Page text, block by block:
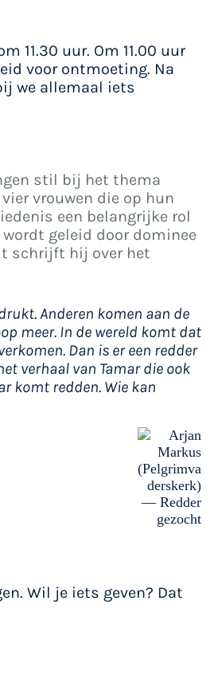
11.30 uur. Om 11.00 uur
voor ontmoeting. Na
we allemaal iets
stil bij het thema
vrouwen die op hun
een belangrijke rol
geleid door dominee
schrijft hij over het
Anderen komen aan de
meer. In de wereld komt dat
Dan is er een redder
verhaal van Tamar die ook
komt redden. Wie kan
Wil je iets geven? Dat